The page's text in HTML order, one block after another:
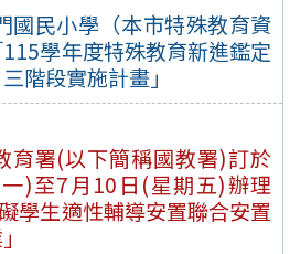
國民小學（本市特殊教育資
學年度特殊教育新進鑑定
階段實施計畫」
育署(以下簡稱國教署)訂於
)至7月10日(星期五)辦理
學生適性輔導安置聯合安置